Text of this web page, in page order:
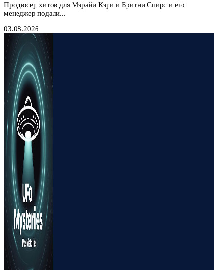
Продюсер хитов для Мэрайи Кэри и Бритни Спирс и его
менеджер подали...
03.08.2026